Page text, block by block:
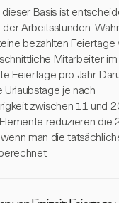
dieser Basis ist
der Arbeitsstunden.
bezahlten Feiertage
Mitarbeiter
Feiertage pro Jahr.
Urlaubstage je nach
zwischen 11 und
reduzieren die
man die